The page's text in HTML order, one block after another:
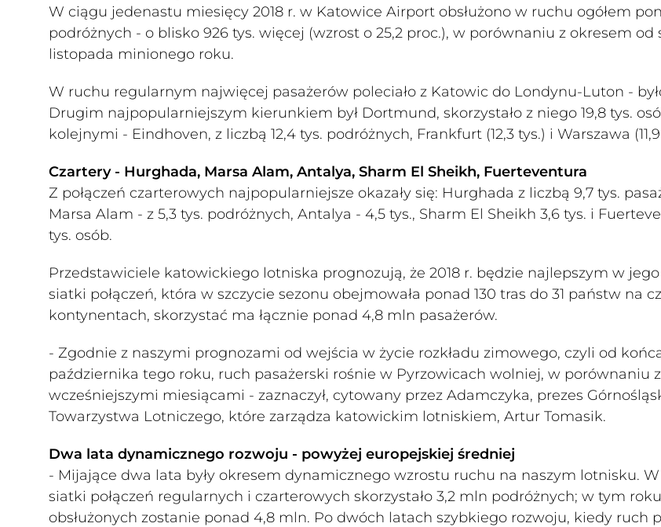
W ciągu jedenastu miesięcy 2018 r. w Katowice Airport obsłużono w ruchu ogółem
podróżnych - o blisko 926 tys. więcej (wzrost o 25,2 proc.), w porównaniu z okresem od
listopada minionego roku.
W ruchu regularnym najwięcej pasażerów poleciało z Katowic do Londynu-Luton -
Drugim najpopularniejszym kierunkiem był Dortmund, skorzystało z niego 19,8 tys.
kolejnymi - Eindhoven, z liczbą 12,4 tys. podróżnych, Frankfurt (12,3 tys.) i Warszawa (11,9
Czartery - Hurghada, Marsa Alam, Antalya, Sharm El Sheikh, Fuerteventura
Z połączeń czarterowych najpopularniejsze okazały się: Hurghada z liczbą 9,7 tys.
Marsa Alam - z 5,3 tys. podróżnych, Antalya - 4,5 tys., Sharm El Sheikh 3,6 tys. i
tys. osób.
Przedstawiciele katowickiego lotniska prognozują, że 2018 r. będzie najlepszym w
siatki połączeń, która w szczycie sezonu obejmowała ponad 130 tras do 31 państw na
kontynentach, skorzystać ma łącznie ponad 4,8 mln pasażerów.
- Zgodnie z naszymi prognozami od wejścia w życie rozkładu zimowego, czyli od
października tego roku, ruch pasażerski rośnie w Pyrzowicach wolniej, w porównaniu z
wcześniejszymi miesiącami - zaznaczył, cytowany przez Adamczyka, prezes
Towarzystwa Lotniczego, które zarządza katowickim lotniskiem, Artur Tomasik.
Dwa lata dynamicznego rozwoju - powyżej europejskiej średniej
- Mijające dwa lata były okresem dynamicznego wzrostu ruchu na naszym lotnisku. W
siatki połączeń regularnych i czarterowych skorzystało 3,2 mln podróżnych; w tym roku
obsłużonych zostanie ponad 4,8 mln. Po dwóch latach szybkiego rozwoju, kiedy ruch